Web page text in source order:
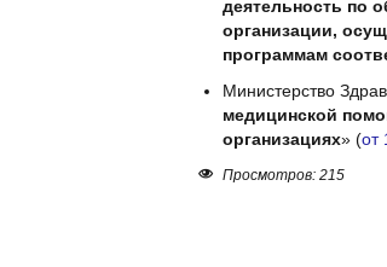
деятельность по
организации,
программам
Министерство
медицинской
организациях»(от
Просмотров: 215